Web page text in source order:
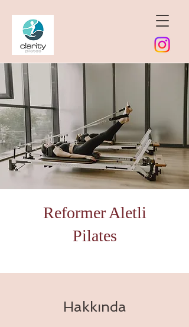
Reformer Aletli
Pilates
Hakkında